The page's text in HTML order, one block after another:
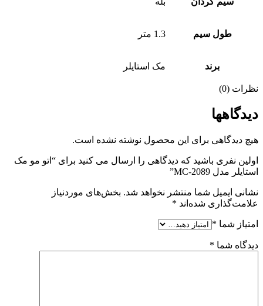
طول سیم 1.3 متر
برند مک استایلر
نظرات (0)
دیدگاهها
هیچ دیدگاهی برای این محصول نوشته نشده است.
اولین نفری باشید که دیدگاهی را ارسال می کنید برای “اتو مو مک
استایلر مدل MC-2089”
نشانی ایمیل شما منتشر نخواهد شد. بخش‌های موردنیاز
علامت‌گذاری شده‌اند *
امتیاز شما *
دیدگاه شما *